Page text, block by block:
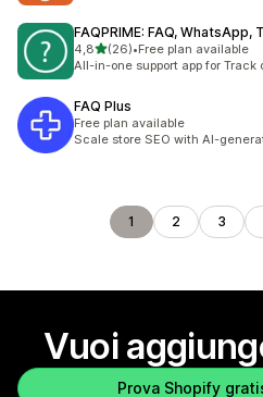
FAQPRIME: FAQ, WhatsApp,
4,8stelle su 5
(26)
26 recensioni totali
•Free plan available
All-in-one support app for Track
FAQ Plus
Free plan available
Scale store SEO with AI-
1 2 3
Vuoi
Prova Shopify